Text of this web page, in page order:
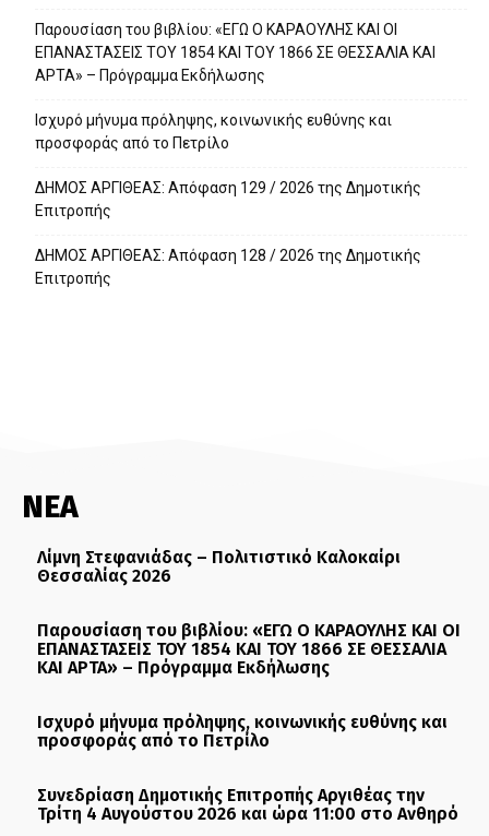
Παρουσίαση του βιβλίου: «ΕΓΩ Ο ΚΑΡΑΟΥΛΗΣ ΚΑΙ ΟΙ
ΕΠΑΝΑΣΤΑΣΕΙΣ ΤΟΥ 1854 ΚΑΙ ΤΟΥ 1866 ΣΕ ΘΕΣΣΑΛΙΑ ΚΑΙ
ΑΡΤΑ» – Πρόγραμμα Εκδήλωσης
Ισχυρό μήνυμα πρόληψης, κοινωνικής ευθύνης και
προσφοράς από το Πετρίλο
ΔΗΜΟΣ ΑΡΓΙΘΕΑΣ: Απόφαση 129 / 2026 της Δημοτικής
Επιτροπής
ΔΗΜΟΣ ΑΡΓΙΘΕΑΣ: Απόφαση 128 / 2026 της Δημοτικής
Επιτροπής
ΝΕΑ
Λίμνη Στεφανιάδας – Πολιτιστικό Καλοκαίρι
Θεσσαλίας 2026
Παρουσίαση του βιβλίου: «ΕΓΩ Ο ΚΑΡΑΟΥΛΗΣ ΚΑΙ ΟΙ
ΕΠΑΝΑΣΤΑΣΕΙΣ ΤΟΥ 1854 ΚΑΙ ΤΟΥ 1866 ΣΕ ΘΕΣΣΑΛΙΑ
ΚΑΙ ΑΡΤΑ» – Πρόγραμμα Εκδήλωσης
Ισχυρό μήνυμα πρόληψης, κοινωνικής ευθύνης και
προσφοράς από το Πετρίλο
Συνεδρίαση Δημοτικής Επιτροπής Αργιθέας την
Τρίτη 4 Αυγούστου 2026 και ώρα 11:00 στο Ανθηρό